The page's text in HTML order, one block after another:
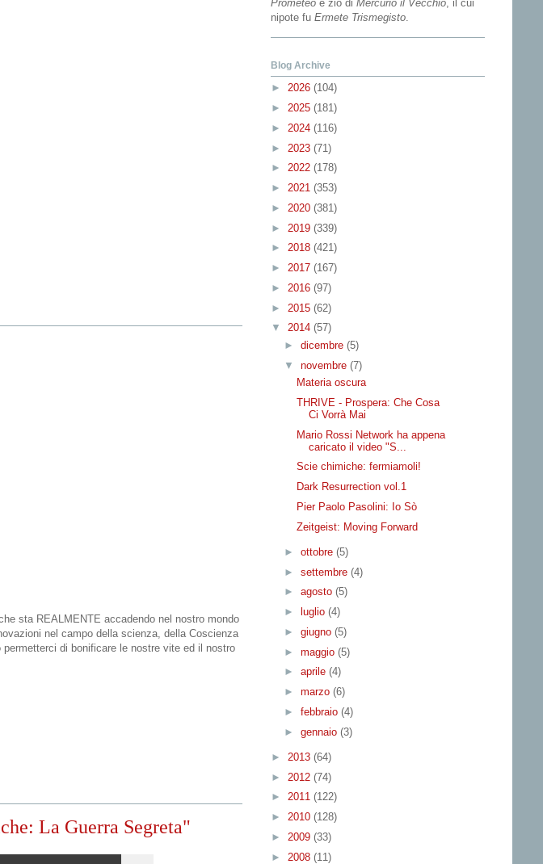
sta REALMENTE accadendo nel nostro mondo
nel campo della scienza, della Coscienza
di bonificare le nostre vite ed il nostro
La Guerra Segreta"
Prometeo e zio di Mercurio il Vecchio , il cui
nipote fu Ermete Trismegisto
Blog Archive
► 2026 (104)
► 2025 (181)
► 2024 (116)
► 2023 (71)
► 2022 (178)
► 2021 (353)
► 2020 (381)
► 2019 (339)
► 2018 (421)
► 2017 (167)
► 2016 (97)
► 2015 (62)
▼ 2014 (57)
► dicembre (5)
▼ novembre (7)
Materia oscura
THRIVE - Prospera: Che Cosa
Ci Vorrà Mai
Mario Rossi Network ha appena
caricato il video "S...
Scie chimiche: fermiamoli!
Dark Resurrection vol.1
Pier Paolo Pasolini: Io Sò
Zeitgeist: Moving Forward
► ottobre (5)
► settembre (4)
► agosto (5)
►
luglio (4)
► giugno (5)
► maggio (5)
► aprile (4)
► marzo (6)
► febbraio (4)
► gennaio (3)
► 2013 (64)
► 2012 (74)
► 2011 (122)
► 2010 (128)
► 2009 (33)
► 2008 (11)